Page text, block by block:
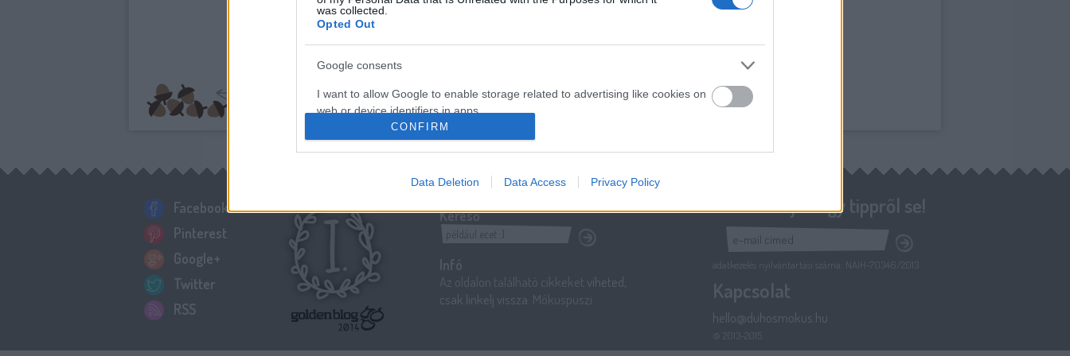
was collected.
Opted Out
Google consents
I want to allow Google to enable storage related to advertising like cookies on
web or device identifiers in apps.
I want to allow my user data to be sent to Google for online advertising
I want to allow Google to send me personalized advertising.
I want to allow Google to enable storage related to analytics like cookies on
web or device identifiers in apps.
I want to allow Google to enable storage related to functionality of the website
or app.
I want to allow Google to enable storage related to personalization.
CONFIRM
Data Deletion Data Access Privacy Policy
Facebook
Pinterest
Google+
Twitter
RSS
Kereső
Infó
Az oldalon található cikkeket viheted,
csak linkelj vissza . Mókuspuszi.
Ne maradj le egy tippről se!
adatkezelés nyilvántartási száma: NAIH-70346/2013
Kapcsolat
hello@duhosmokus.hu
© 2013-2015